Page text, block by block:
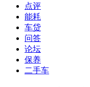
点评
能耗
车贷
问答
论坛
保养
二手车